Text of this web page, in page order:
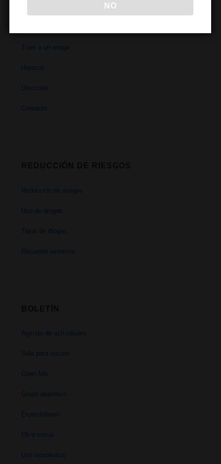
Traer a un amigo
Horarios
Dirección
Contacto
Reducción de riesgos
Uso de drogas
Tipos de drogas
Recursos externos
Agenda de actividades
Solo para socios
Open Mic
Grupo deportivo
Exposiciones
Obra social
Uso terapéutico
NO